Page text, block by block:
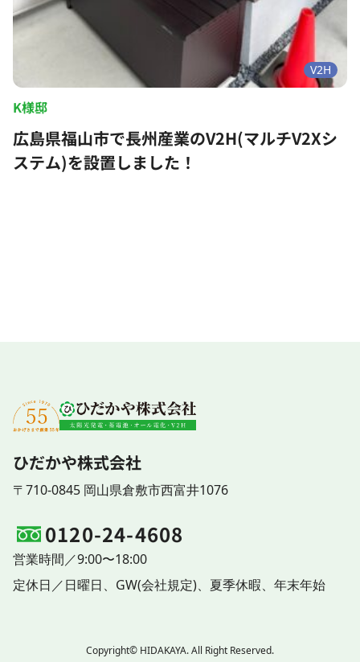
V2H
K様邸
広島県福山市で長州産業のV2H(マルチV2Xシ
ステム)を設置しました！
ひだかや株式会社
〒710-0845 岡山県倉敷市西富井1076
0120-24-4608
営業時間／9:00〜18:00
定休日／日曜日、 GW(会社規定)、 夏季休暇、 年末年始
Copyright© HIDAKAYA. All Right Reserved.